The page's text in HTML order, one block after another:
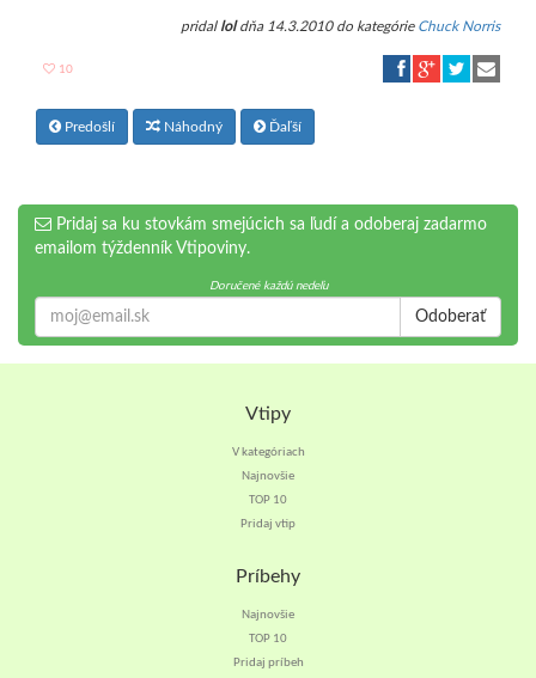
pridal loldňa 14.3.2010 do kategórie Chuck Norris
10
Predošlí Náhodný Ďaľší
Pridaj sa ku stovkám smejúcich sa ľudí a odoberaj zadarmo
emailom týždenník Vtipoviny.
Doručené každú nedeľu
Odoberať
Vtipy
V kategóriach
Najnovšie
TOP 10
Pridaj vtip
Príbehy
Najnovšie
TOP 10
Pridaj príbeh